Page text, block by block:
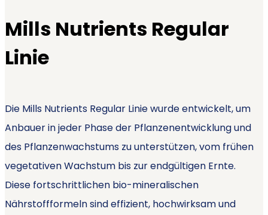
Mills Nutrients Regular
Linie
Die Mills Nutrients Regular Linie wurde entwickelt, um
Anbauer in jeder Phase der Pflanzenentwicklung und
des Pflanzenwachstums zu unterstützen, vom frühen
vegetativen Wachstum bis zur endgültigen Ernte.
Diese fortschrittlichen bio-mineralischen
Nährstoffformeln sind effizient, hochwirksam und